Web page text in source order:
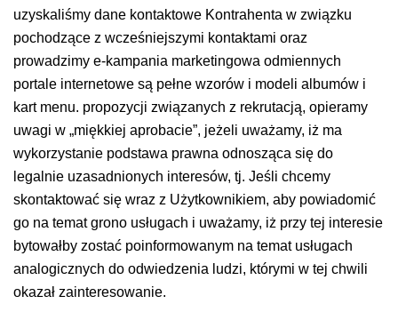
uzyskaliśmy dane kontaktowe Kontrahenta w związku
pochodzące z wcześniejszymi kontaktami oraz
prowadzimy e-kampania marketingowa odmiennych
portale internetowe są pełne wzorów i modeli albumów i
kart menu. propozycji związanych z rekrutacją, opieramy
uwagi w „miękkiej aprobacie”, jeżeli uważamy, iż ma
wykorzystanie podstawa prawna odnosząca się do
legalnie uzasadnionych interesów, tj. Jeśli chcemy
skontaktować się wraz z Użytkownikiem, aby powiadomić
go na temat grono usługach i uważamy, iż przy tej interesie
bytowałby zostać poinformowanym na temat usługach
analogicznych do odwiedzenia ludzi, którymi w tej chwili
okazał zainteresowanie.